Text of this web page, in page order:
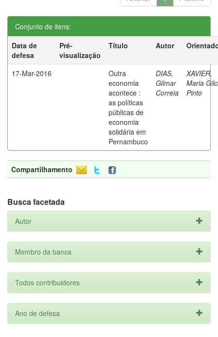
Conjunto de itens:
Data de
defesa
Pré-
visualização
Título Autor
17-Mar-2016
Outra
economia
acontece :
as políticas
públicas de
economia
solidária em
Pernambuco
DIAS,
Gilmar
Correia
XAVIER,
Maria
Pinto
Compartilhamento
Busca facetada
Autor
Membro da banca
Todos contribuidores
Ano de defesa